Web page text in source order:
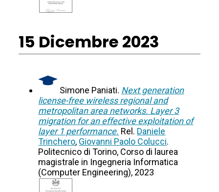
15 Dicembre 2023
Simone Paniati. Next generation
license-free wireless regional and
metropolitan area networks. Layer 3
migration for an effective exploitation of
layer 1 performance. Rel. Daniele
Trinchero, Giovanni Paolo Colucci.
Politecnico di Torino, Corso di laurea
magistrale in Ingegneria Informatica
(Computer Engineering), 2023